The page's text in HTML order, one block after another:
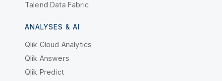
Talend Data Fabric
ANALYSES & AI
Qlik Cloud Analytics
Qlik Answers
Qlik Predict